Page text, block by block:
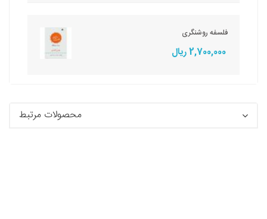
فلسفه‏ روشنگری‏
2,700,000 ریال
محصولات مرتبط